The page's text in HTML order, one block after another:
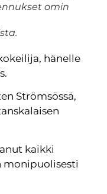
omin
hänelle
Strömsössä,
kaikki
monipuolisesti